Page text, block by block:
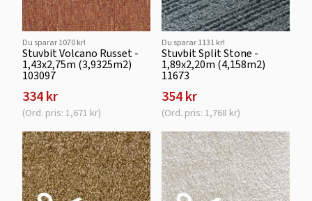
Du sparar 1070 kr!
Stuvbit Volcano Russet -
1,43x2,75m (3,9325m2)
103097
334 kr
(Ord. pris: 1,671 kr)
Du sparar 1131 kr!
Stuvbit Split Stone -
1,89x2,20m (4,158m2)
11673
354 kr
(Ord. pris: 1,768 kr)